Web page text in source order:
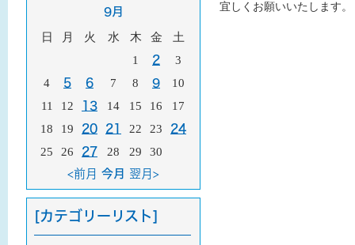
宜しくお願いいたします。
9月
日 月 火 水 木 金
土
1
2
3
4
5 6 7 8 9
10
11
12 13 14 15 16
17
18
19 20 21 22 23 24
25 26 27 28 29 30
<前月 今月 翌月>
[カテゴリーリスト]